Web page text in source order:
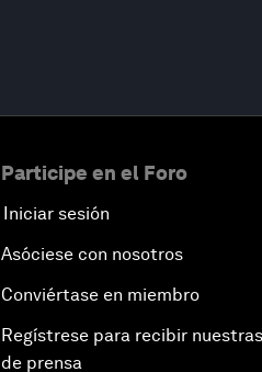
Participe en el Foro
Iniciar sesión
Asóciese con nosotros
Conviértase en miembro
Regístrese para recibir
de prensa